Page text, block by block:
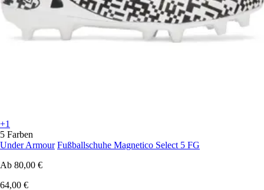
+1
5 Farben
Under Armour Fußballschuhe Magnetico Select 5 FG
Ab 80,00 €
64,00 €